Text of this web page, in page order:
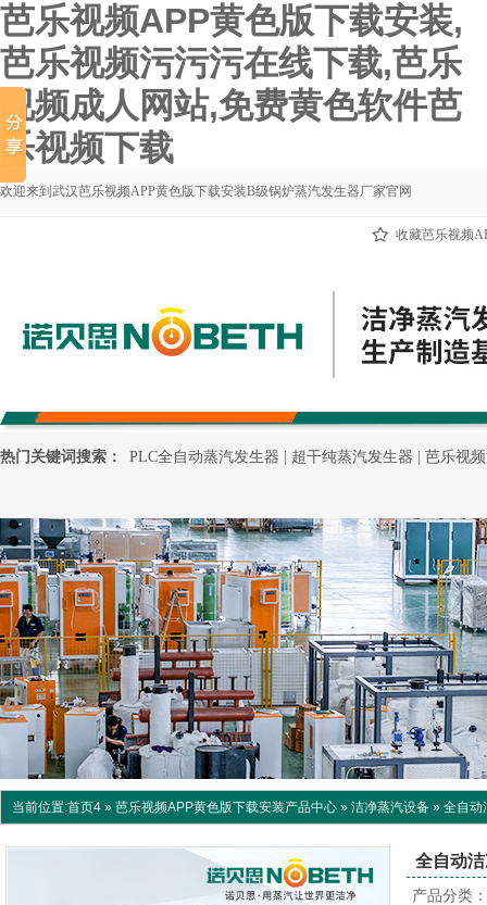
芭乐视频APP黄色版下载安装,
芭乐视频污污污在线下载,芭乐
视频成人网站,免费黄色软件芭
乐视频下载
欢迎来到武汉芭乐视频APP黄色版下载安装B级锅炉蒸汽发生器厂家官网
收藏芭乐视频
新闻动态 关于芭乐视频APP黄色版下载安装
热门关键词搜索： PLC全自动蒸汽发生器 超干纯蒸汽发生器 芭乐视
当前位置:首页4 » 芭乐视频APP黄色版下载安装产品中心 » 洁净蒸汽设备 » 全自动
全自动
产品分类